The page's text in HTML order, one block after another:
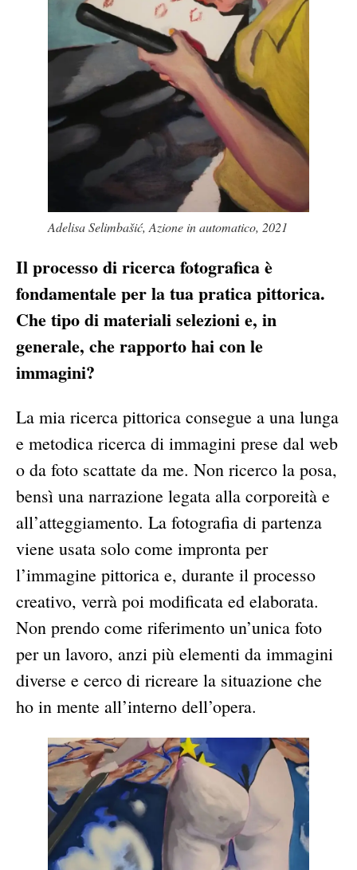
Adelisa Selimbašić, Azione in automatico, 2021
Il processo di ricerca fotografica è
fondamentale per la tua pratica pittorica.
Che tipo di materiali selezioni e, in
generale, che rapporto hai con le
immagini?
La mia ricerca pittorica consegue a una lunga
e metodica ricerca di immagini prese dal web
o da foto scattate da me. Non ricerco la posa,
bensì una narrazione legata alla corporeità e
all’atteggiamento. La fotografia di partenza
viene usata solo come impronta per
l’immagine pittorica e, durante il processo
creativo, verrà poi modificata ed elaborata.
Non prendo come riferimento un’unica foto
per un lavoro, anzi più elementi da immagini
diverse e cerco di ricreare la situazione che
ho in mente all’interno dell’opera.